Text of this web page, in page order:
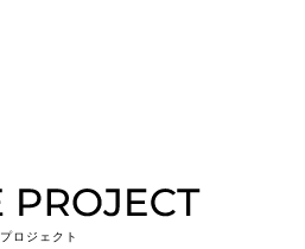
プロジェクト